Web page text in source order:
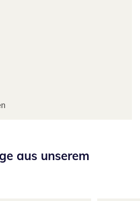
aus unserem